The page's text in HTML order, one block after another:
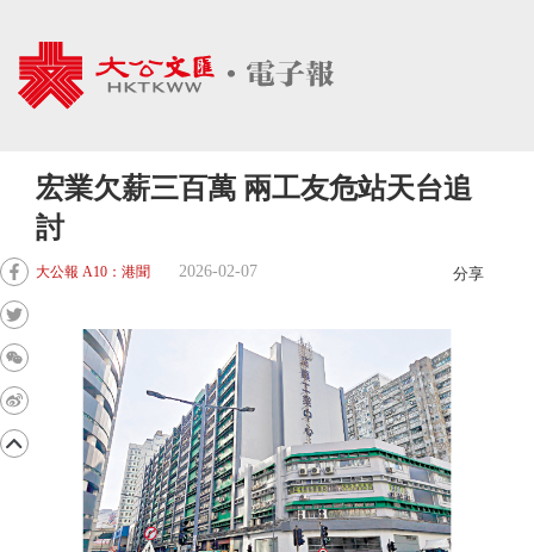
宏業欠薪三百萬 兩工友危站天台追
討
大公報 A10：港聞 2026-02-07 分享